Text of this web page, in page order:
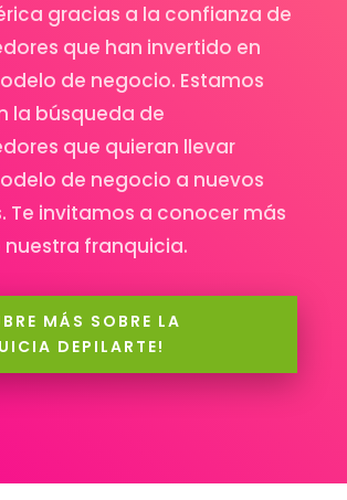
gracias a la confianza de
que han invertido en
de negocio. Estamos
la búsqueda de
que quieran llevar
de negocio a nuevos
Te invitamos a conocer más
franquicia.
MÁS SOBRE LA
DEPILARTE!